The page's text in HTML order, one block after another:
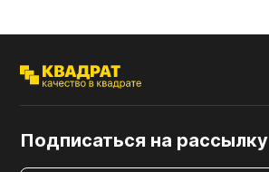
Подписаться на рассылку